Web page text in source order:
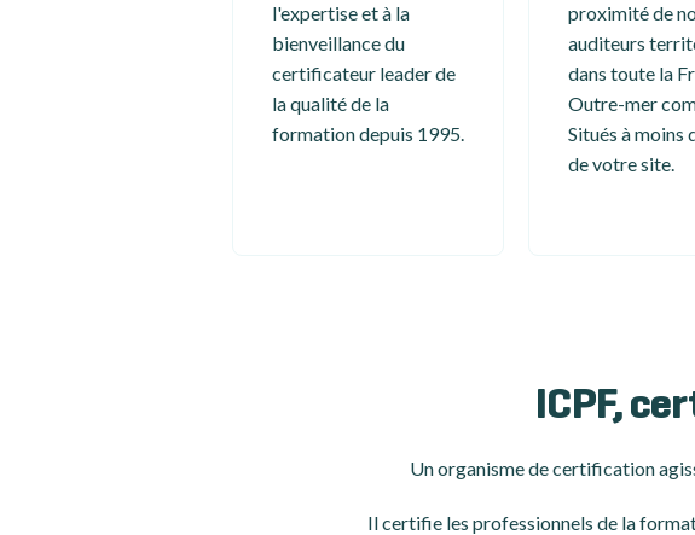
l'expertise et à la
bienveillance du
certificateur leader de
la qualité de la
formation depuis 1995.
proximité de
auditeurs
dans toute la
Outre-mer
Situés à moins
de votre site.
ICPF,
Un organisme de certification
Il certifie les professionnels de la